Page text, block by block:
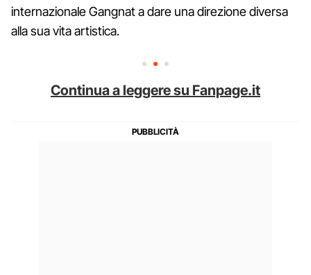
internazionale Gangnat a dare una direzione diversa
alla sua vita artistica.
Continua a leggere su Fanpage.it